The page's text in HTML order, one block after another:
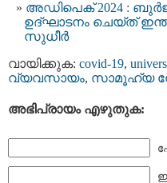
അഡിപെക് 2024 :
ഉദ്ഘാടനം ചെയ്ത്
സുധീർ
വായിക്കുക: covid-19,
വ്യവസായം, സാമൂഹ്യ
അഭിപ്രായം എഴുതുക: